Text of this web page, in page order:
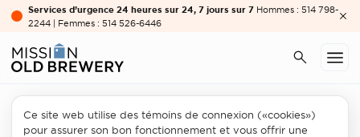
Services d’urgence 24 heures sur 24, 7 jours sur 7 Hommes : 514 798-
2244 | Femmes : 514 526-6446
Philanthropie
Ce site web utilise des témoins de connexion («cookies»)
pour assurer son bon fonctionnement et vous offrir une